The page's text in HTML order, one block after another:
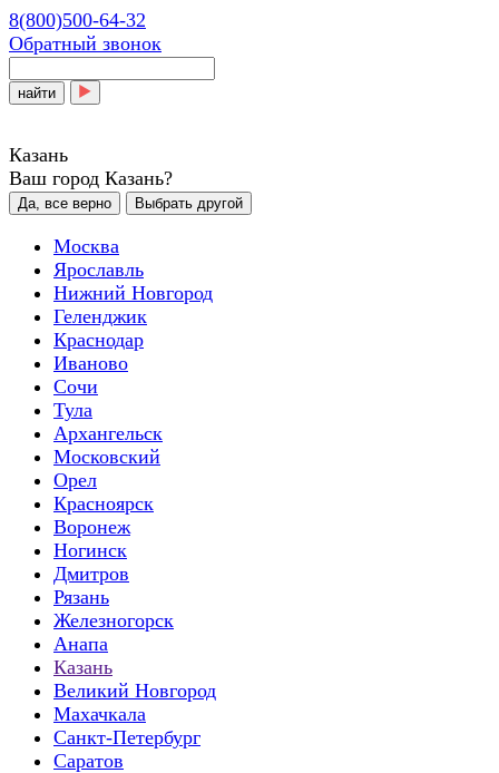
8(800)500-64-32
Обратный звонок
найти
Казань
Ваш город Казань?
Да, все верно Выбрать другой
Москва
Ярославль
Нижний Новгород
Геленджик
Краснодар
Иваново
Сочи
Тула
Архангельск
Московский
Орел
Красноярск
Воронеж
Ногинск
Дмитров
Рязань
Железногорск
Анапа
Казань
Великий Новгород
Махачкала
Санкт-Петербург
Саратов